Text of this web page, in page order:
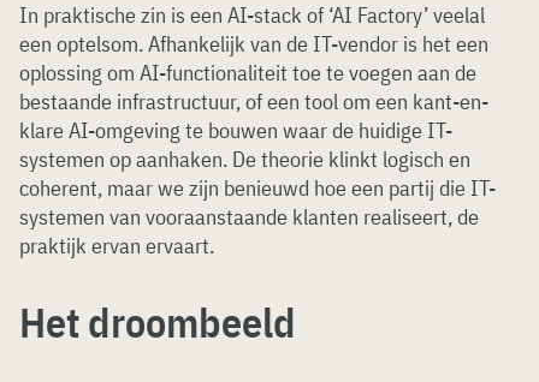
In praktische zin is een AI-stack of ‘AI Factory’ veelal
een optelsom. Afhankelijk van de IT-vendor is het een
oplossing om AI-functionaliteit toe te voegen aan de
bestaande infrastructuur, of een tool om een kant-en-
klare AI-omgeving te bouwen waar de huidige IT-
systemen op aanhaken. De theorie klinkt logisch en
coherent, maar we zijn benieuwd hoe een partij die IT-
systemen van vooraanstaande klanten realiseert, de
praktijk ervan ervaart.
Het droombeeld